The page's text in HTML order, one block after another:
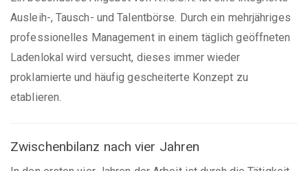
Ausleih-, Tausch- und Talentbörse. Durch ein mehrjähriges
professionelles Management in einem täglich geöffneten
Ladenlokal wird versucht, dieses immer wieder
proklamierte und häufig gescheiterte Konzept zu
etablieren.
Zwischenbilanz nach vier Jahren